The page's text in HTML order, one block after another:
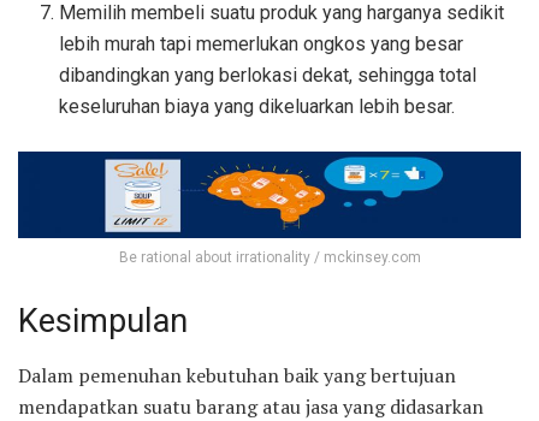
Memilih membeli suatu produk yang harganya sedikit
lebih murah tapi memerlukan ongkos yang besar
dibandingkan yang berlokasi dekat, sehingga total
keseluruhan biaya yang dikeluarkan lebih besar.
Be rational about irrationality / mckinsey.com
Kesimpulan
Dalam pemenuhan kebutuhan baik yang bertujuan
mendapatkan suatu barang atau jasa yang didasarkan